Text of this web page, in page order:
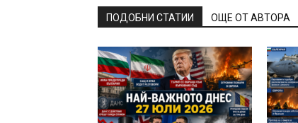
ПОДОБНИ СТАТИИ ОЩЕ ОТ АВТОРА